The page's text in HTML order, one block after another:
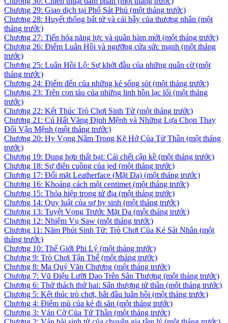
Chương 29: Giao dịch tại Phố Sát Phủ (một tháng trước)
Chương 28: Huyết thống bất tử và cái bẫy của thương nhân (một
tháng trước)
Chương 27: Tiến hóa năng lực và quân hàm mới (một tháng trước)
Chương 26: Điểm Luân Hồi và ngưỡng cửa sức mạnh (một tháng
trước)
Chương 25: Luân Hồi Lộ: Sự khởi đầu của những quân cờ(một
tháng trước)
Chương 24: Điểm đến của những kẻ sống sót (một tháng trước)
Chương 23: Trên con tàu của những linh hồn lạc lối (một tháng
trước)
Chương 22: Kết Thúc Trò Chơi Sinh Tử (một tháng trước)
Chương 21: Cú Hất Văng Định Mệnh và Những Lựa Chọn Thay
Đổi Vận Mệnh (một tháng trước)
Chương 20: Hy Vọng Nằm Trong Kẽ Hở Của Tử Thần (một tháng
trước)
Chương 19: Dung hợp thất bại: Cái chết cận kề (một tháng trước)
Chương 18: Sự điên cuồng của jed (một tháng trước)
Chương 17: Đối mặt Leatherface (Mặt Da) (một tháng trước)
Chương 16: Khoảng cách một centimet (một tháng trước)
Chương 15: Thỏa hiệp trong tử địa (một tháng trước)
Chương 14: Quy luật của sự hy sinh (một tháng trước)
Chương 13: Tuyệt Vọng Trước Mặt Da (một tháng trước)
Chương 12: Nhiệm Vụ Saw (một tháng trước)
Chương 11: Năm Phút Sinh Tử: Trò Chơi Của Kẻ Sát Nhân (một
tháng trước)
Chương 10: Thế Giới Phi Lý (một tháng trước)
Chương 9: Trò Chơi Tận Thế (một tháng trước)
Chương 8: Ma Quỷ Văn Chương (một tháng trước)
Chương 7: Vũ Điệu Lưỡi Dao Trên Sân Thượng (một tháng trước)
Chương 6: Thử thách thứ hai: Sân thượng tử thần (một tháng trước)
Chương 5: Kết thúc trò chơi, bắt đầu luân hồi (một tháng trước)
Chương 4: Điểm mù của kẻ đi săn (một tháng trước)
Chương 3: Ván Cờ Của Tử Thần (một tháng trước)